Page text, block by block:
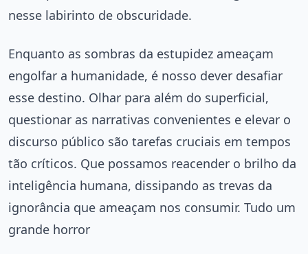
nesse labirinto de obscuridade.
Enquanto as sombras da estupidez ameaçam
engolfar a humanidade, é nosso dever desafiar
esse destino. Olhar para além do superficial,
questionar as narrativas convenientes e elevar o
discurso público são tarefas cruciais em tempos
tão críticos. Que possamos reacender o brilho da
inteligência humana, dissipando as trevas da
ignorância que ameaçam nos consumir. Tudo um
grande horror